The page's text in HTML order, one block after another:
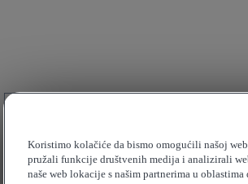
Koristimo kolačiće da bismo omogućili našoj
pružali funkcije društvenih medija i analizirali
naše web lokacije s našim partnerima u